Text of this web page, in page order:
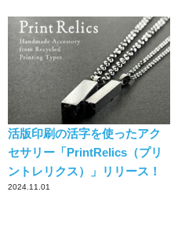
活版印刷の活字を使ったアク
セサリー「PrintRelics（プリ
ントレリクス）」リリース！
2024.11.01